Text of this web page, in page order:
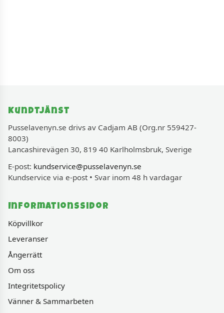
Kundtjänst
Pusselavenyn.se drivs av Cadjam AB (Org.nr 559427-
8003)
Lancashirevägen 30, 819 40 Karlholmsbruk, Sverige
E-post: kundservice@pusselavenyn.se
Kundservice via e-post • Svar inom 48 h vardagar
Informationssidor
Köpvillkor
Leveranser
Ångerrätt
Om oss
Integritetspolicy
Vänner & Sammarbeten